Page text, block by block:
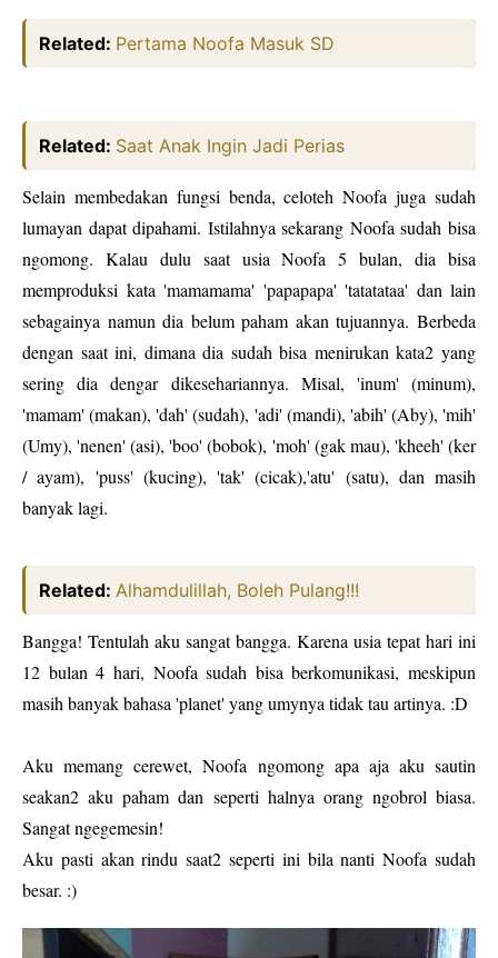
Related: Pertama Noofa Masuk SD
Related: Saat Anak Ingin Jadi Perias
Selain membedakan fungsi benda, celoteh Noofa juga sudah
lumayan dapat dipahami. Istilahnya sekarang Noofa sudah bisa
ngomong. Kalau dulu saat usia Noofa 5 bulan, dia bisa
memproduksi kata 'mamamama' 'papapapa' 'tatatataa' dan lain
sebagainya namun dia belum paham akan tujuannya. Berbeda
dengan saat ini, dimana dia sudah bisa menirukan kata2 yang
sering dia dengar dikesehariannya. Misal, 'inum' (minum),
'mamam' (makan), 'dah' (sudah), 'adi' (mandi), 'abih' (Aby), 'mih'
(Umy), 'nenen' (asi), 'boo' (bobok), 'moh' (gak mau), 'kheeh' (ker
/ ayam), 'puss' (kucing), 'tak' (cicak),'atu' (satu), dan masih
banyak lagi.
Related: Alhamdulillah, Boleh Pulang!!!
Bangga! Tentulah aku sangat bangga. Karena usia tepat hari ini
12 bulan 4 hari, Noofa sudah bisa berkomunikasi, meskipun
masih banyak bahasa 'planet' yang umynya tidak tau artinya. :D
Aku memang cerewet, Noofa ngomong apa aja aku sautin
seakan2 aku paham dan seperti halnya orang ngobrol biasa.
Sangat ngegemesin!
Aku pasti akan rindu saat2 seperti ini bila nanti Noofa sudah
besar. :)